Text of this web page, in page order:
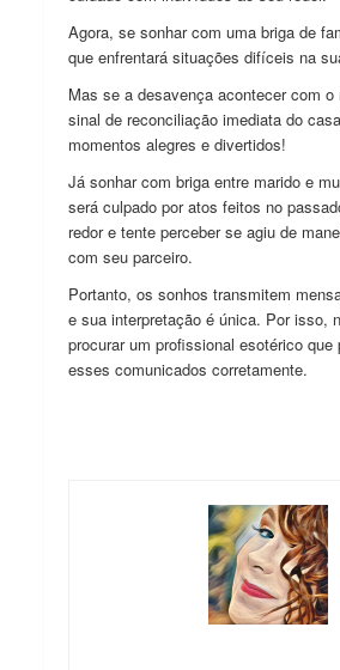
Agora, se sonhar com uma briga de
que enfrentará situações difíceis na
Mas se a desavença acontecer com o
sinal de reconciliação imediata do
momentos alegres e divertidos!
Já sonhar com briga entre marido e
será culpado por atos feitos no
redor e tente perceber se agiu de
com seu parceiro.
Portanto, os sonhos transmitem
e sua interpretação é única. Por isso,
procurar um profissional esotérico que
esses comunicados corretamente.